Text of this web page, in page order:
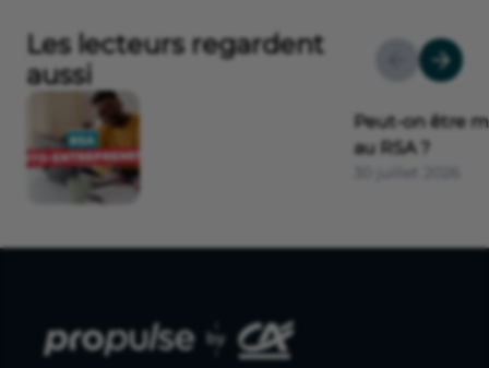
Les lecteurs regardent
aussi
Peut-on être
au RSA ?